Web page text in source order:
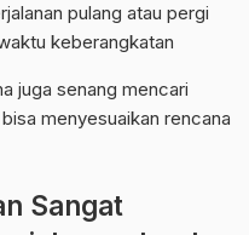
pulang atau pergi
keberangkatan
juga senang mencari
menyesuaikan rencana
Sangat